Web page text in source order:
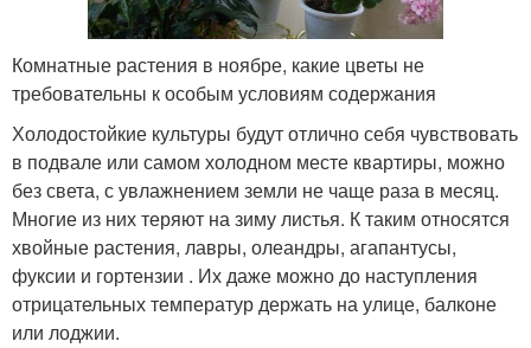
Комнатные растения в ноябре, какие цветы не
требовательны к особым условиям содержания
Холодостойкие культуры будут отлично себя чувствовать
в подвале или самом холодном месте квартиры, можно
без света, с увлажнением земли не чаще раза в месяц.
Многие из них теряют на зиму листья. К таким относятся
хвойные растения, лавры, олеандры, агапантусы,
фуксии и гортензии . Их даже можно до наступления
отрицательных температур держать на улице, балконе
или лоджии.